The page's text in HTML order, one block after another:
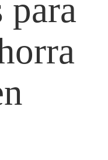
para